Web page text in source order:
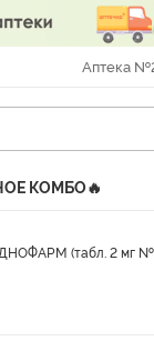
Аптека
КОМБО🔥
(табл. 2 мг